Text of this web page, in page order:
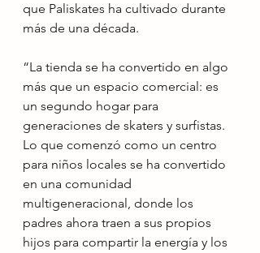
que Paliskates ha cultivado durante
más de una década.
“La tienda se ha convertido en algo
más que un espacio comercial: es
un segundo hogar para
generaciones de skaters y surfistas.
Lo que comenzó como un centro
para niños locales se ha convertido
en una comunidad
multigeneracional, donde los
padres ahora traen a sus propios
hijos para compartir la energía y los